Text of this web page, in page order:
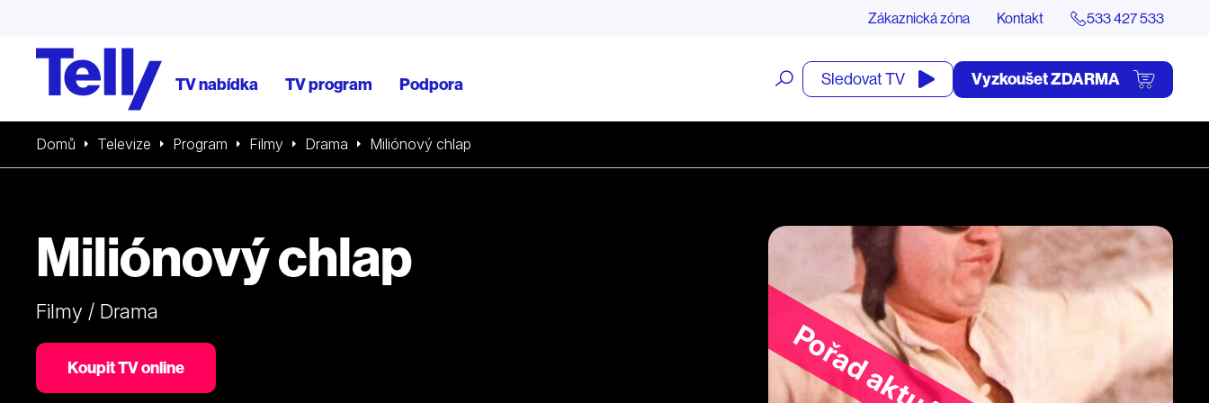
Zákaznická zóna Kontakt 533 427 533
TV nabídka TV program Podpora
Otevřít
vyhledávání
Sledovat TV Vyzkoušet ZDARMA
Domů Televize Program Filmy Drama Miliónový chlap
Miliónový chlap
Filmy / Drama
Koupit TV online